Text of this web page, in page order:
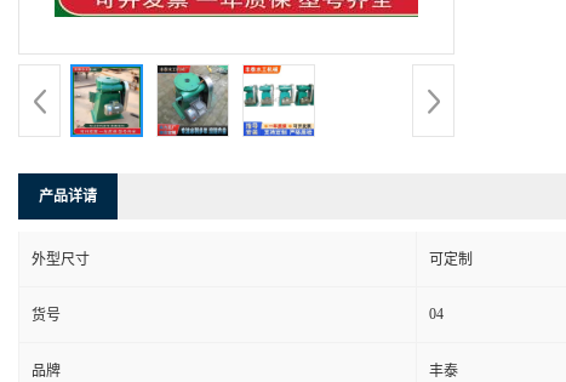
产品详请
外型尺寸 可定制
货号 04
品牌 丰泰